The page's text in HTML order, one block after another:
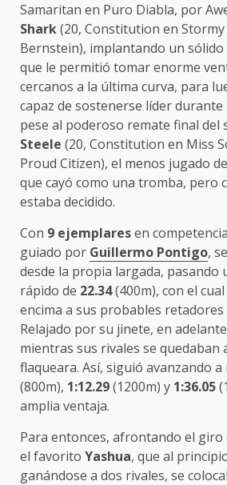
Samaritan en Puro Diabla, por
Shark(20, Constitution en
Bernstein), implantando un
que le permitió tomar enorme
cercanos a la última curva, para
capaz de sostenerse líder
pese al poderoso remate final del
Steele (20, Constitution en Miss
Proud Citizen), el menos jugado
que cayó como una tromba, pero
estaba decidido.
Con 9 ejemplaresen
guiado por Guillermo Pontigo,
desde la propia largada, pasando
rápido de 22.34(400m), con el
encima a sus probables retadores
Relajado por su jinete, en
mientras sus rivales se quedaban
flaqueara. Así, siguió avanzando
(800m), 1:12.29(1200m) y 1:36.05
amplia ventaja.
Para entonces, afrontando el giro
el favorito Yashua, que al
ganándose a dos rivales, se